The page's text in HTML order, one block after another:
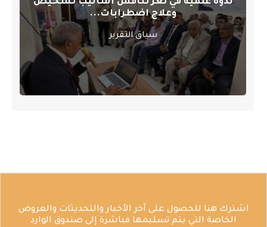
ندوة علمية في تعز تناقش أساليب تشخيص
وعلاج اضطرابات...
سياق التقرير
اشترك هنا للحصول على آخر الأخبار والتحديثات والعروض
الخاصة التي يتم تسليمها مباشرة إلى صندوق الوارد